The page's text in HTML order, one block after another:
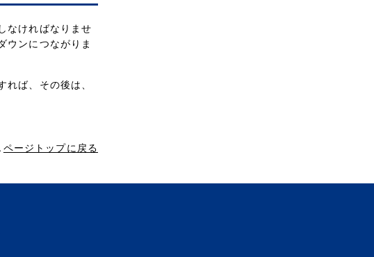
なければなりませ
ウンにつながりま
ば、その後は、
ページトップに戻る